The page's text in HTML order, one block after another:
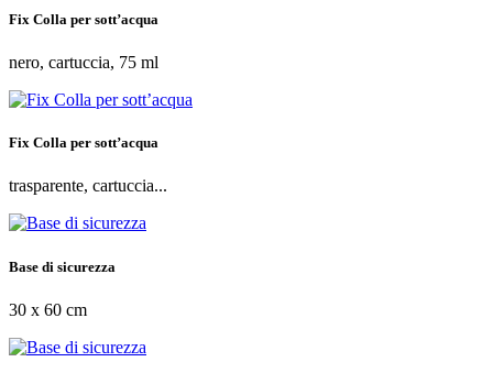
Fix Colla per sott’acqua
nero, cartuccia, 75 ml
Fix Colla per sott’acqua
trasparente, cartuccia...
Base di sicurezza
30 x 60 cm